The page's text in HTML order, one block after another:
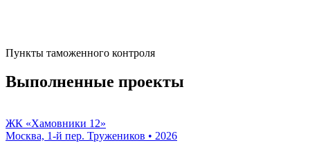
Пункты таможенного контроля
Выполненные проекты
ЖК «Хамовники 12»
Москва, 1-й пер. Тружеников • 2026